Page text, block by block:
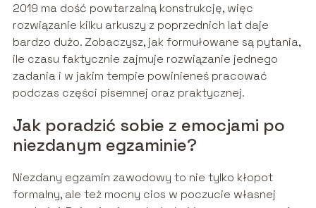
2019 ma dość powtarzalną konstrukcję, więc
rozwiązanie kilku arkuszy z poprzednich lat daje
bardzo dużo. Zobaczysz, jak formułowane są pytania,
ile czasu faktycznie zajmuje rozwiązanie jednego
zadania i w jakim tempie powinieneś pracować
podczas części pisemnej oraz praktycznej.
Jak poradzić sobie z emocjami po
niezdanym egzaminie?
Niezdany egzamin zawodowy to nie tylko kłopot
formalny, ale też mocny cios w poczucie własnej